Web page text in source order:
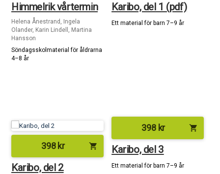
Himmelrik vårtermin
Helena Ånestrand, Ingela
Olander, Karin Lindell, Martina
Hansson
Söndagsskolmaterial för åldrarna
4–8 år
Karibo, del 1 (pdf)
Ett material för barn 7–9 år
398kr shopping_cart
Karibo, del 2
398 kr shopping_cart
Karibo, del 3
Ett material för barn 7–9 år